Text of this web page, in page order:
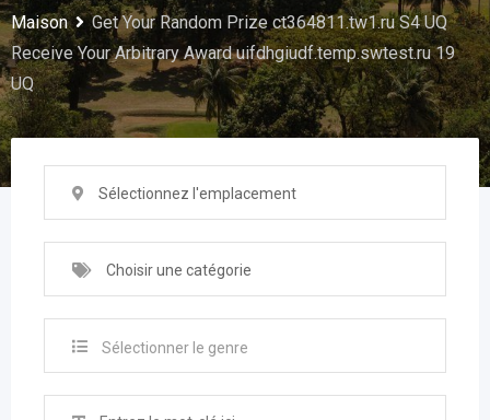
Maison
Get Your Random Prize ct364811.tw1.ru S4 UQ
Receive Your Arbitrary Award uifdhgiudf.temp.swtest.ru 19
UQ
Sélectionnez l'emplacement
Choisir une catégorie
Sélectionner le genre